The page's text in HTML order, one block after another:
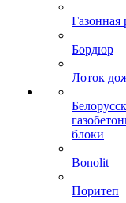
Газонная
Бордюр
Лоток
блоки
Bonolit
Поритеп